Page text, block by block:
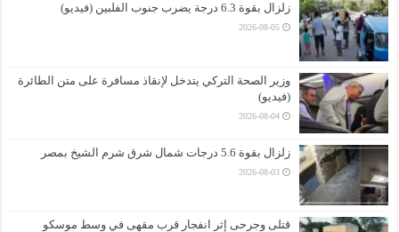
زلزال بقوة 6.3 درجة يضرب جنوب الفلبين (فيديو)
2026-08-05
وزير الصحة التركي يتدخل لإنقاذ مسافرة على متن الطائرة
(فيديو)
2026-08-04
زلزال بقوة 5.6 درجات شمال شرق شرم الشيخ بمصر
2026-08-03
قتلى وجرحى إثر انفجار قرب مقهى في وسط موسكو